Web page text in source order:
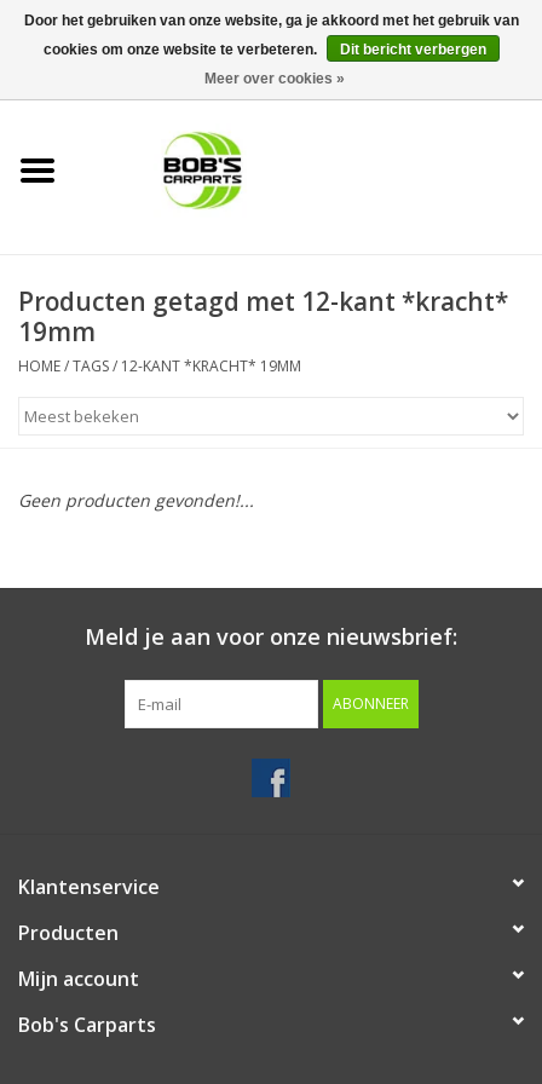
0 Artikelen - €0,00
KS TOOLS
Next Gereedschapswagens
Starten & laden
Handgereedschap
Serenco
Competition tools
Producten getagd met 12-kant *kracht*
19mm
HOME/TAGS/ 12-KANT *KRACHT* 19MM
Geen producten gevonden!...
Meld je aan voor onze nieuwsbrief:
ABONNEER
Klantenservice
Producten
Mijn account
Bob's Carparts
Door het gebruiken van onze website, ga je akkoord met het gebruik van
cookies om onze website te verbeteren.
Dit bericht verbergen
Meer over cookies »